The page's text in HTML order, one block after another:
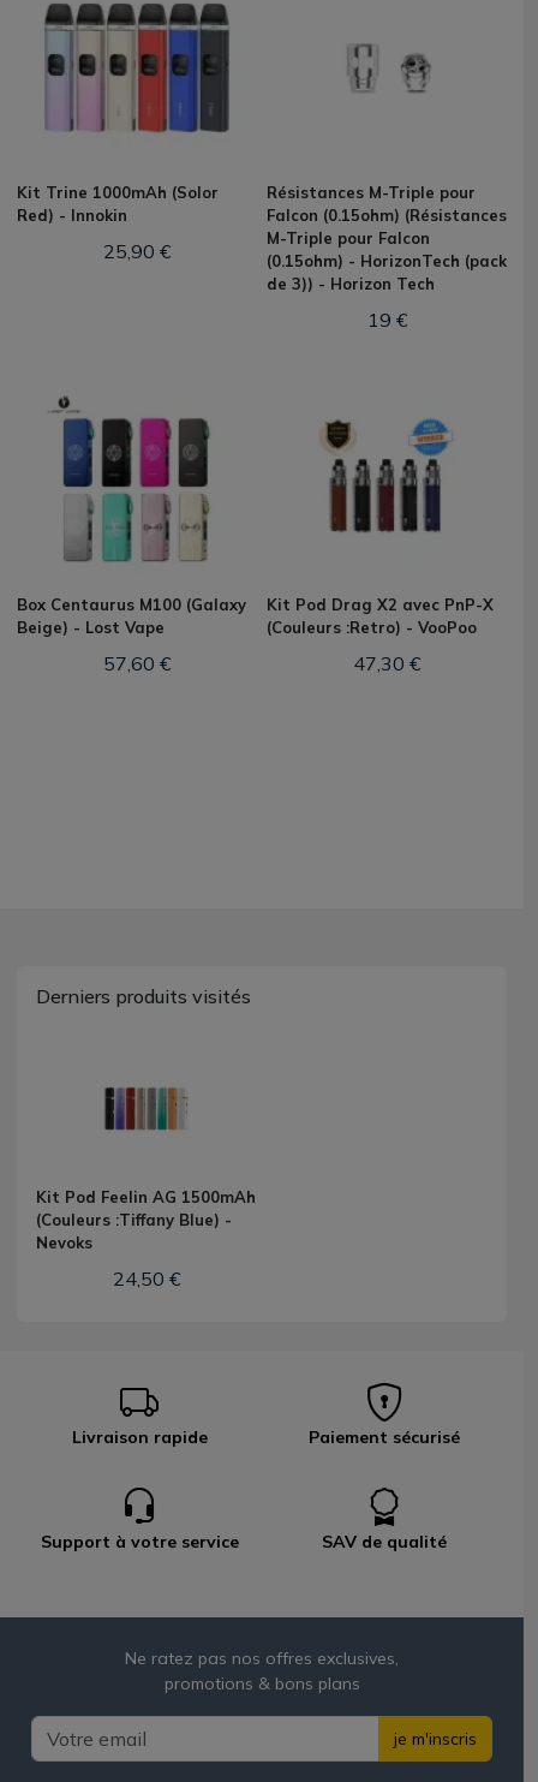
Kit Trine 1000mAh (Solor
Red) - Innokin
25,90 €
Résistances M-Triple pour
Falcon (0.15ohm) (Résistances
M-Triple pour Falcon
(0.15ohm) - HorizonTech (pack
de 3)) - Horizon Tech
19 €
Box Centaurus M100 (Galaxy
Beige) - Lost Vape
57,60 €
Kit Pod Drag X2 avec PnP-X
(Couleurs :Retro) - VooPoo
47,30 €
Derniers produits visités
Kit Pod Feelin AG 1500mAh
(Couleurs :Tiffany Blue) -
Nevoks
24,50 €
Livraison rapide Paiement sécurisé
Support à votre service SAV de qualité
Ne ratez pas nos offres exclusives,
promotions & bons plans
je m'inscris